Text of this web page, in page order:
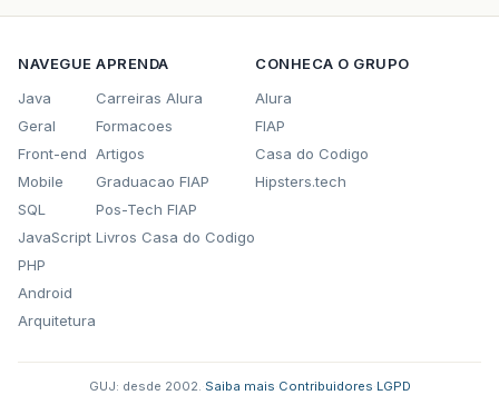
NAVEGUE
Java
Geral
Front-end
Mobile
SQL
JavaScript
PHP
Android
Arquitetura
APRENDA
Carreiras Alura
Formacoes
Artigos
Graduacao FIAP
Pos-Tech FIAP
Livros Casa do Codigo
CONHECA O GRUPO
Alura
FIAP
Casa do Codigo
Hipsters.tech
GUJ: desde 2002. Saiba mais Contribuidores LGPD